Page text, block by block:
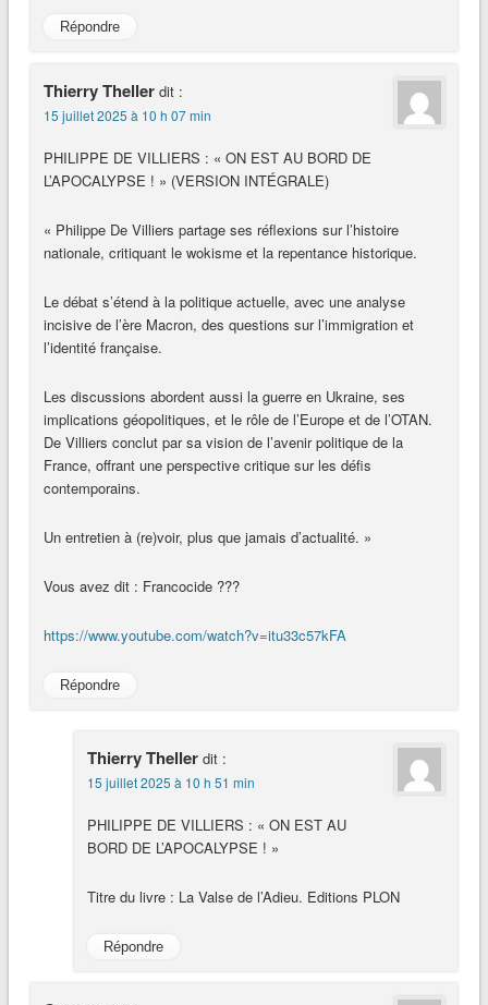
Répondre
Thierry Theller dit :
15 juillet 2025 à 10 h 07 min
PHILIPPE DE VILLIERS : « ON EST AU BORD DE
L’APOCALYPSE ! » (VERSION INTÉGRALE)
« Philippe De Villiers partage ses réflexions sur l’histoire
nationale, critiquant le wokisme et la repentance historique.
Le débat s’étend à la politique actuelle, avec une analyse
incisive de l’ère Macron, des questions sur l’immigration et
l’identité française.
Les discussions abordent aussi la guerre en Ukraine, ses
implications géopolitiques, et le rôle de l’Europe et de l’OTAN.
De Villiers conclut par sa vision de l’avenir politique de la
France, offrant une perspective critique sur les défis
contemporains.
Un entretien à (re)voir, plus que jamais d’actualité. »
Vous avez dit : Francocide ???
https://www.youtube.com/watch?v=itu33c57kFA
Répondre
Thierry Theller dit :
15 juillet 2025 à 10 h 51 min
PHILIPPE DE VILLIERS : « ON EST AU
BORD DE L’APOCALYPSE ! »
Titre du livre : La Valse de l’Adieu. Editions PLON
Répondre